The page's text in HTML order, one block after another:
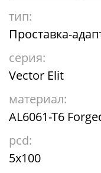
тип:
Проставка-
серия:
Vector Elit
материал:
AL6061-T6
pcd:
5x100